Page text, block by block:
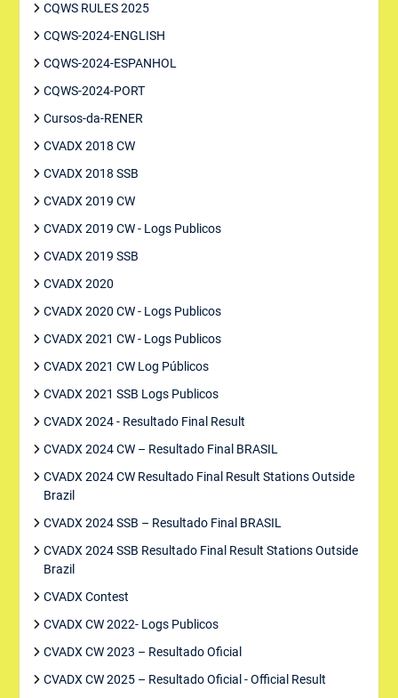
CQWS RULES 2025
CQWS-2024-ENGLISH
CQWS-2024-ESPANHOL
CQWS-2024-PORT
Cursos-da-RENER
CVADX 2018 CW
CVADX 2018 SSB
CVADX 2019 CW
CVADX 2019 CW - Logs Publicos
CVADX 2019 SSB
CVADX 2020
CVADX 2020 CW - Logs Publicos
CVADX 2021 CW - Logs Publicos
CVADX 2021 CW Log Públicos
CVADX 2021 SSB Logs Publicos
CVADX 2024 - Resultado Final Result
CVADX 2024 CW – Resultado Final BRASIL
CVADX 2024 CW Resultado Final Result Stations Outside
Brazil
CVADX 2024 SSB – Resultado Final BRASIL
CVADX 2024 SSB Resultado Final Result Stations Outside
Brazil
CVADX Contest
CVADX CW 2022- Logs Publicos
CVADX CW 2023 – Resultado Oficial
CVADX CW 2025 – Resultado Oficial - Official Result